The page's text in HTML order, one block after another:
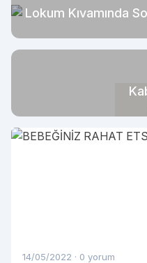
Lokum Kıvamında
14/05/2022 · 0 yorum